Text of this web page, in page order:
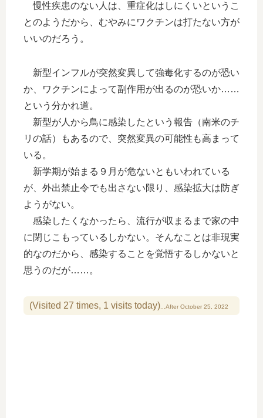
慢性疾患のない人は、重症化はしにくいというこ
とのようだから、むやみにワクチンは打たない方が
いいのだろう。
新型インフルが突然変異して強毒化するのが恐い
か、ワクチンによって副作用が出るのが恐いか……
という分かれ道。
新型が人から鳥に感染したという報告（南米のチ
リの話）もあるので、突然変異の可能性も高まって
いる。
新学期が始まる９月が危ないともいわれている
が、外出禁止令でも出さない限り、感染拡大は防ぎ
ようがない。
感染したくなかったら、流行が収まるまで家の中
に閉じこもっているしかない。そんなことは非現実
的なのだから、感染することを覚悟するしかないと
思うのだが……。
(Visited 27 times, 1 visits today)